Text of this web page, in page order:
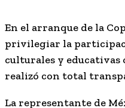
En el arranque de la
privilegiar la
culturales y educativas
realizó con total
La representante de